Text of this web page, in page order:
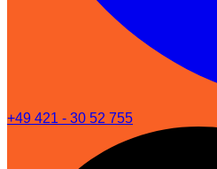
+49 421 - 30 52 755